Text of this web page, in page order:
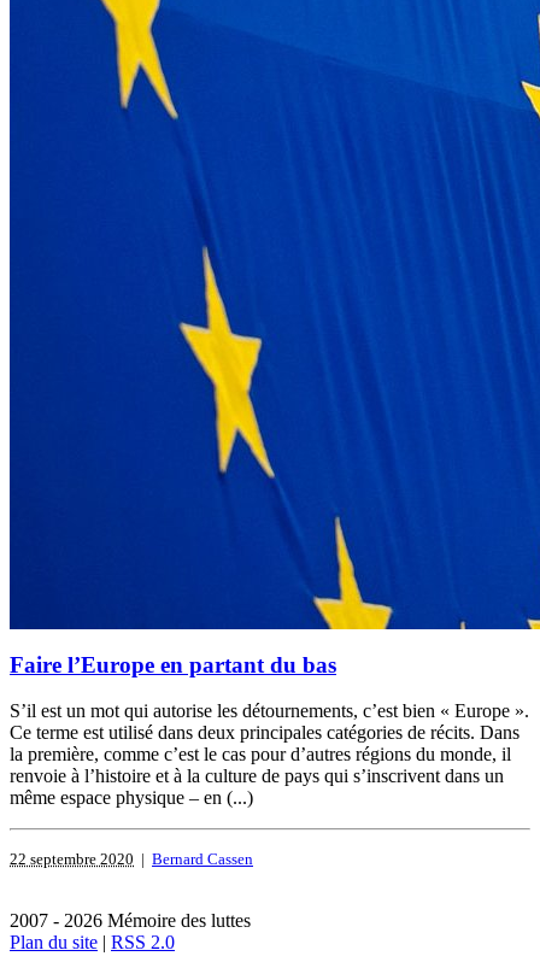
Faire l’Europe en partant du bas
S’il est un mot qui autorise les détournements, c’est bien « Europe ».
Ce terme est utilisé dans deux principales catégories de récits. Dans
la première, comme c’est le cas pour d’autres régions du monde, il
renvoie à l’histoire et à la culture de pays qui s’inscrivent dans un
même espace physique – en (...)
22 septembre 2020 | Bernard Cassen
2007 - 2026 Mémoire des luttes
Plan du site | RSS 2.0